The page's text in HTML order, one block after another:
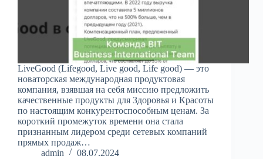
LiveGood (Lifegood, Live good, Life good) — это
новаторская международная продуктовая
компания, взявшая на себя миссию предложить
качественные продукты для Здоровья и Красоты
по настоящим конкурентоспособным ценам. За
короткий промежуток времени она стала
признанным лидером среди сетевых компаний
прямых продаж…
admin
08.07.2024